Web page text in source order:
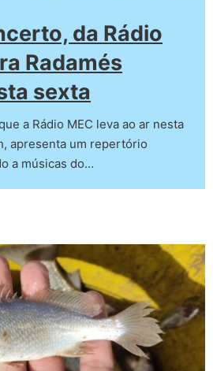
da Rádio
Radamés
sexta
a Rádio MEC leva ao ar nesta
apresenta um repertório
a músicas do…